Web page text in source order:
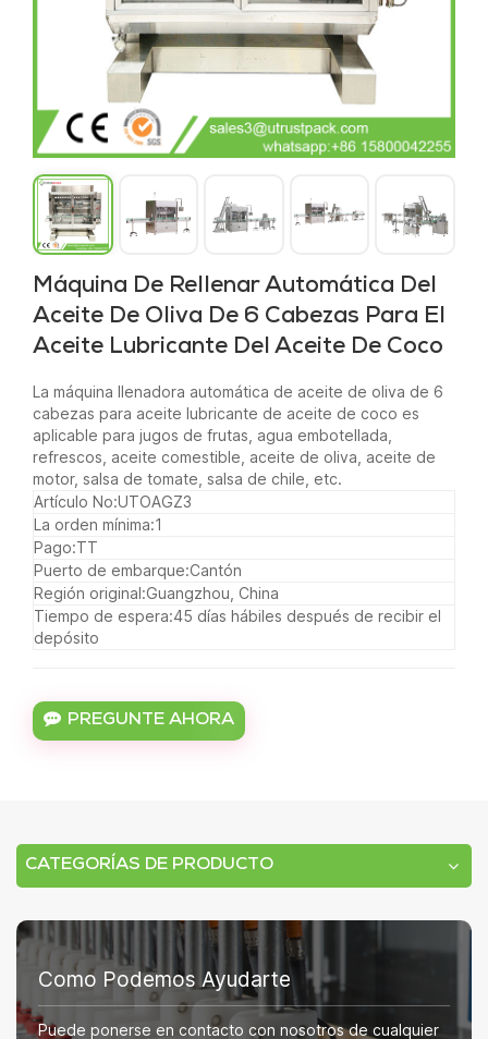
Máquina De Rellenar Automática Del
Aceite De Oliva De 6 Cabezas Para El
Aceite Lubricante Del Aceite De Coco
La máquina llenadora automática de aceite de oliva de 6
cabezas para aceite lubricante de aceite de coco es
aplicable para jugos de frutas, agua embotellada,
refrescos, aceite comestible, aceite de oliva, aceite de
motor, salsa de tomate, salsa de chile, etc.
Artículo No:UTOAGZ3
La orden mínima:1
Pago:TT
Puerto de embarque:Cantón
Región original:Guangzhou, China
Tiempo de espera:45 días hábiles después de recibir el
depósito
PREGUNTE AHORA
CATEGORÍAS DE PRODUCTO
Como Podemos Ayudarte
Puede ponerse en contacto con nosotros de cualquier